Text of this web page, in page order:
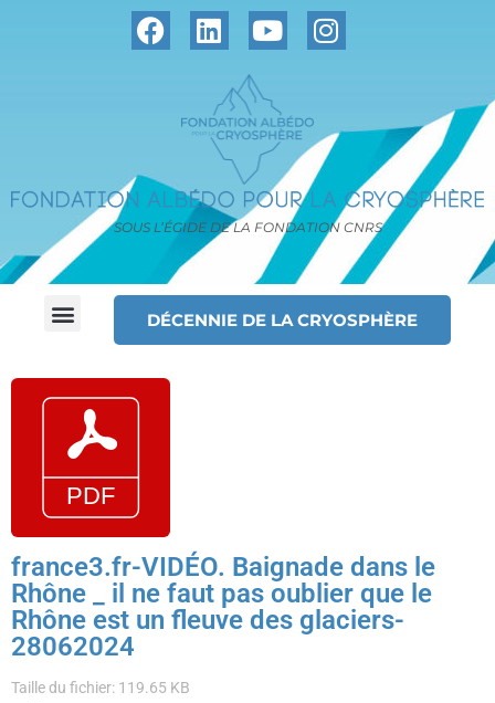
SOUS L’ÉGIDE DE LA FONDATION CNRS
DÉCENNIE DE LA CRYOSPHÈRE
france3.fr-VIDÉO. Baignade dans le
Rhône _ il ne faut pas oublier que le
Rhône est un fleuve des glaciers-
28062024
Taille du fichier: 119.65 KB